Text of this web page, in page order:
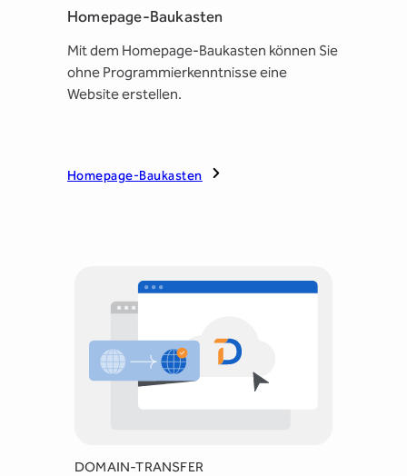
Homepage-Baukasten
Mit dem Homepage-Baukasten können Sie
ohne Programmierkenntnisse eine
Website erstellen.
Homepage-Baukasten
DOMAIN-TRANSFER